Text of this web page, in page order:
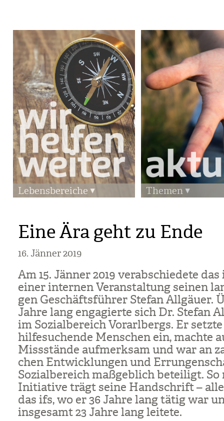
Lebensbereiche Themen
Eine Ära geht zu Ende
16. Jänner 2019
Am 15. Jän­ner 2019 ver­ab­schie­dete
einer inter­nen Ver­an­stal­tung sei­nen
gen Geschäfts­füh­rer Ste­fan All­gäuer.
Jahre lang enga­gierte sich Dr. Ste­fan
im Sozi­al­be­reich Vor­arl­bergs. Er
hil­fe­su­chende Men­schen ein, machte
Miss­stände auf­merk­sam und war an
chen Ent­wick­lun­gen und
Sozi­al­be­reich maß­geb­lich betei­ligt. So
Initia­tive trägt seine Hand­schrift –
das ifs, wo er 36 Jahre lang tätig war
ins­ge­samt 23 Jahre lang lei­tete.